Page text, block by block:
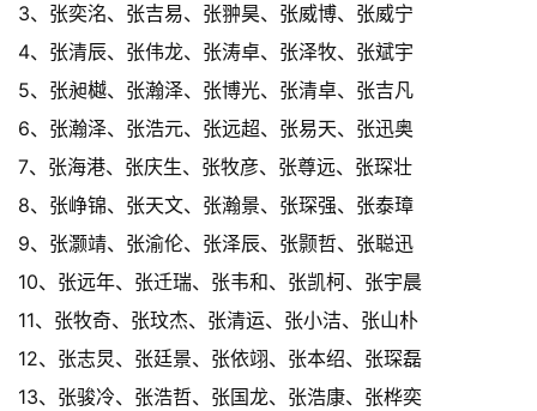
3、张奕洺、张吉易、张翀昊、张威博、张威宁
4、张清辰、张伟龙、张涛卓、张泽牧、张斌宇
5、张昶樾、张瀚泽、张博光、张清卓、张吉凡
6、张瀚泽、张浩元、张远超、张易天、张迅奥
7、张海港、张庆生、张牧彦、张尊远、张琛壮
8、张峥锦、张天文、张瀚景、张琛强、张泰璋
9、张灏靖、张渝伦、张泽辰、张颢哲、张聪迅
10、张远年、张迁瑞、张韦和、张凯柯、张宇晨
11、张牧奇、张玟杰、张清运、张小洁、张山朴
12、张志炅、张廷景、张依翊、张本绍、张琛磊
13、张骏冷、张浩哲、张国龙、张浩康、张桦奕